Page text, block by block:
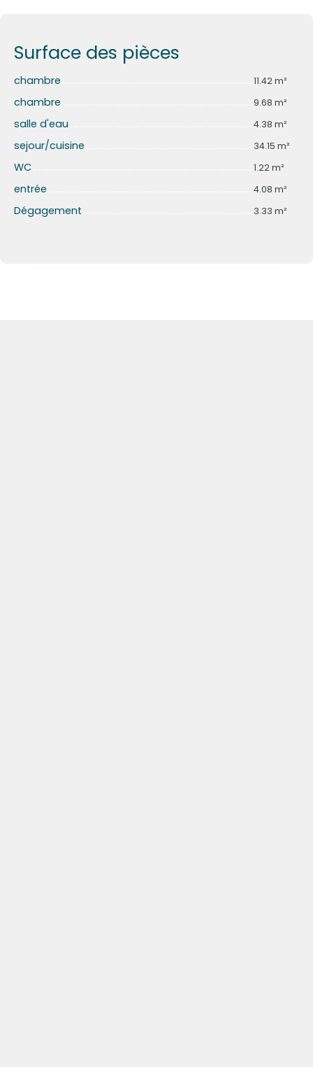
Surface des pièces
chambre 11.42 m²
chambre 9.68 m²
salle d'eau 4.38 m²
sejour/cuisine 34.15 m²
WC 1.22 m²
entrée 4.08 m²
Dégagement 3.33 m²